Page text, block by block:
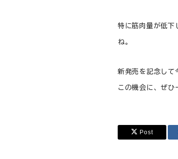
特に筋肉量が低下
ね。
新発売を記念して
この機会に、ぜひ
Post